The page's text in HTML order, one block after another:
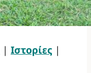
| Ιστορίες |